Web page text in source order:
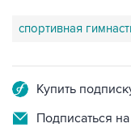
спортивная
Купить
Подписаться